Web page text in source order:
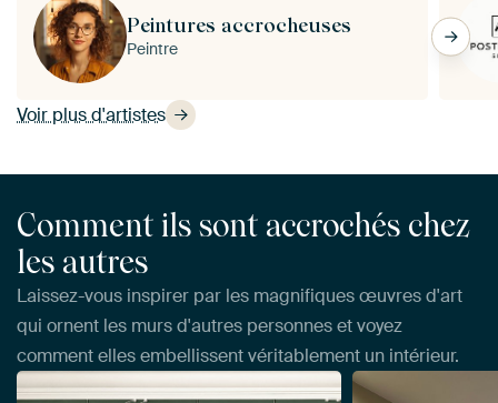
Voir plus d'artistes
Peintures accrocheuses
Peintre
Comment ils sont accrochés chez
les autres
Laissez-vous inspirer par les magnifiques œuvres d'art
qui ornent les murs d'autres personnes et voyez
comment elles embellissent véritablement un intérieur.